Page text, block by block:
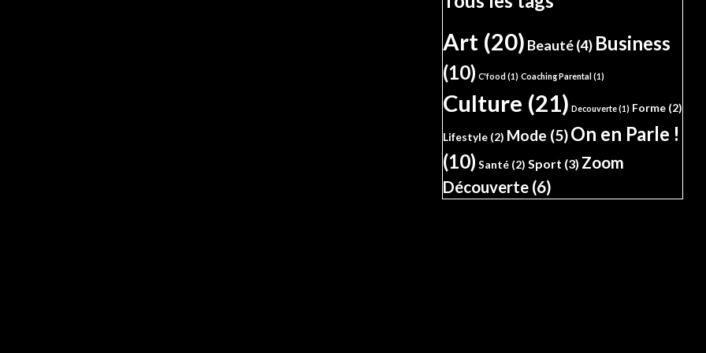
Art (20) Beauté(4) Business
(10) C'food (1) Coaching Parental(1)
Culture (21) Decouverte(1) Forme (2)
Lifestyle (2) Mode (5)On en Parle !
(10) Santé (2) Sport (3) Zoom
Découverte (6)